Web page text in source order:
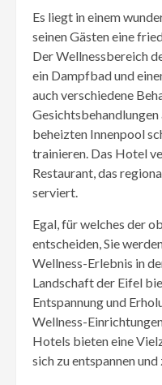
Es liegt in einem
seinen Gästen eine
Der Wellnessbereich
ein Dampfbad und
auch verschiedene
Gesichtsbehandlungen
beheizten Innenpool
trainieren. Das Hotel
Restaurant, das
serviert.
Egal, für welches der
entscheiden, Sie
Wellness-Erlebnis in
Landschaft der Eifel
Entspannung und
Wellness-
Hotels bieten eine
sich zu entspannen und